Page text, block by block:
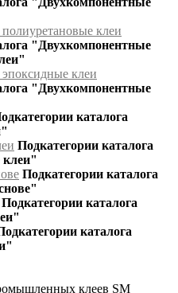
клеи
"Двухкомпонентные
клеи
"Двухкомпонентные
каталога
Подкатегории каталога
Подкатегории каталога
Подкатегории каталога
каталога
клеев SM